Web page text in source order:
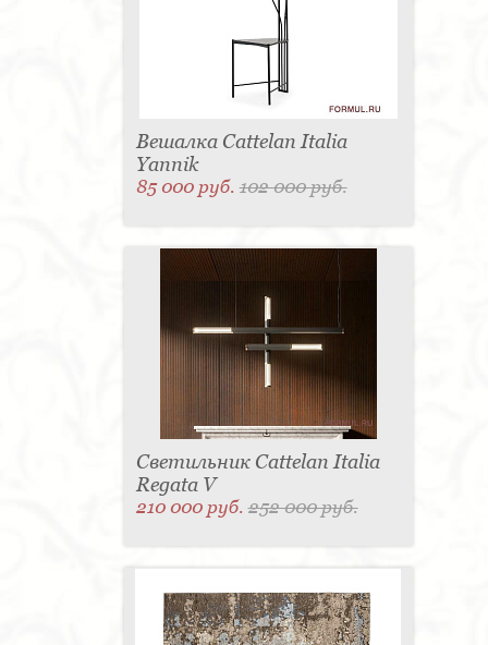
Панель настенная для TV - 4
Кассетница - 3
Поднос - 3
Мыльница - 3
Кухня - 2
Стиральная машина - 2
Тумба - 2Бар - 2
Карниз для штор - 2
Газетница - 2
Крючок - 2Полотенцесушитель - 2
Розетка - 2Игрушка - 1
Мясорубка - 1 Съемник для одежды - 1
Выдвижная система - 1
Ведро для мусора - 1
Игрушка - 1 Игрушка - 1
для обуви - 1 Держатель для одежды - 1
Ширма - 1
Шезлонг - 1
Микроволновая печь - 1Кондиционер - 1
Душевая кабина - 1Буфет - 1Спальня - 1
Игрушка - 1Игрушка - 1
Игрушка - 1
Игрушка - 1Игрушка - 1
Подогреватель посуды - 1 Игрушка - 1
для TV - 1
Вешалка Cattelan Italia
Yannik
85 000 руб.102 000 руб.
Светильник Cattelan Italia
Regata V
210 000 руб.252 000 руб.